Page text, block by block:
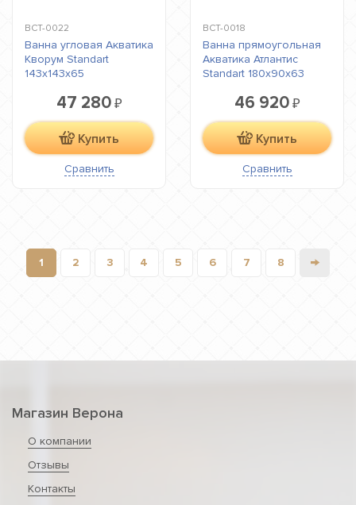
ВСТ-0022
Ванна угловая Акватика
Кворум Standart
143x143x65
47 280₽
Купить
Сравнить
ВСТ-0018
Ванна прямоугольная
Акватика Атлантис
Standart 180x90х63
46 920₽
Купить
Сравнить
1 2 3 4 5 6 7 8 →
Магазин Верона
О компании
Отзывы
Контакты